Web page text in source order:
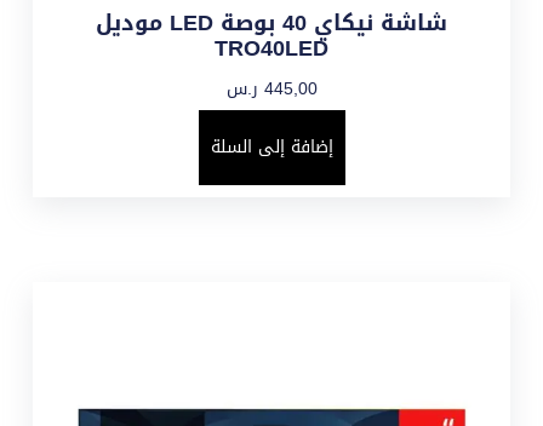
شاشة نيكاي 40 بوصة LED موديل
TRO40LED
445,00 ر.س
إضافة إلى السلة